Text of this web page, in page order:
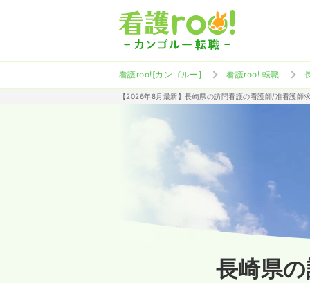
看護roo![カンゴルー] 看護roo! 転職
【2026年8月最新】長崎県の訪問看護の看護師/准看護師
長崎県